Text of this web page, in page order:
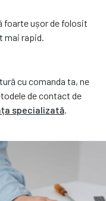
foarte ușor de folosit
mai rapid.
cu comanda ta, ne
de contact de
specializată.